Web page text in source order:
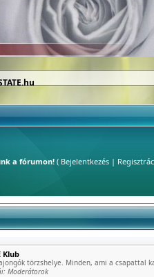
a fórumon!( Bejelentkezés|
Klub
törzshelye. Minden, ami a csapattal
Moderátorok